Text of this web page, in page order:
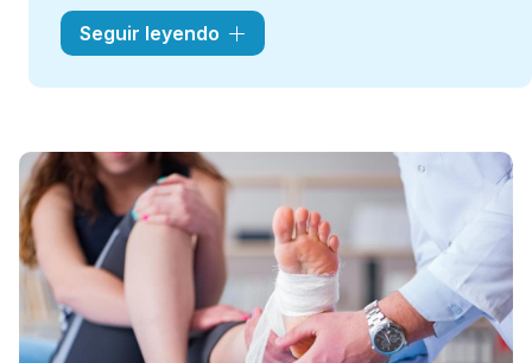
Con nuestros servicios de traumatología
mantener tu salud musculoesquelética. Esta es
garantizamos unarecuperación efectiva
futuro más saludable.
Seguir leyendo